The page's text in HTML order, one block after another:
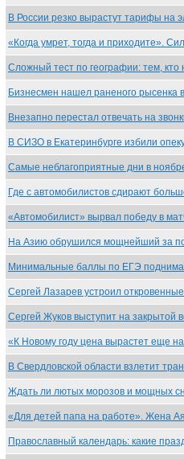
В России резко вырастут тарифы на
«Когда умрет, тогда и приходите».
Сложный тест по географии: тем, кто
Бизнесмен нашел раненого
Внезапно перестал отвечать на
В СИЗО в Екатеринбурге избили
Самые неблагоприятные дни в
Где с автомобилистов сдирают
«Автомобилист» вырвал победу в
На Азию обрушился мощнейший за
Минимальные баллы по ЕГЭ
Сергей Лазарев устроил
Сергей Жуков выступит на закрытой
«К Новому году цена вырастет еще
В Свердловской области взлетит
Ждать ли лютых морозов и мощных
«Для детей папа на работе». Жена
Православный календарь: какие